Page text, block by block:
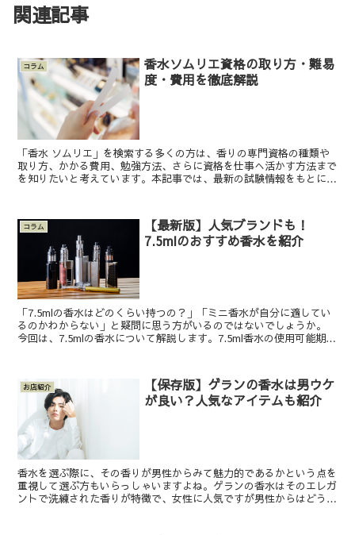
関連記事
コラム
香水ソムリエ資格の取り方・難易
度・費用を徹底解説
「香水 ソムリエ」を検索する多くの方は、香りの専門資格の種類や
取り方、かかる費用、勉強方法、さらに資格を仕事へ活かす方法まで
を知りたいと考えています。本記事では、最新の試験情報をもとに主
コラム
【最新版】人気ブランドも！
7.5mlのおすすめ香水を紹介
「7.5mlの香水はどのくらい持つの？」「ミニ香水が自分に適してい
るのかわからない」と疑問に思う方がいるのではないでしょうか。
今回は、7.5mlの香水について解説します。7.5ml香水の使用可能期間
お店紹介
【保存版】ゲランの香水は男ウケ
が良い？人気なアイテムも紹介
香水を選ぶ際に、その香りが男性からみて魅力的であるかという点を
重視して選ぶ方もいらっしゃいますよね。ゲランの香水はそのエレガ
ントで洗練された香りが特徴で、女性に人気ですが男性からはどうな